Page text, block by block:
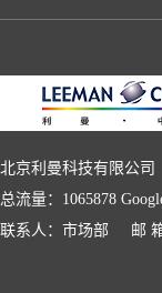
北京利曼科技有限公司
总流量：1065878
联系人：市场部 邮 箱